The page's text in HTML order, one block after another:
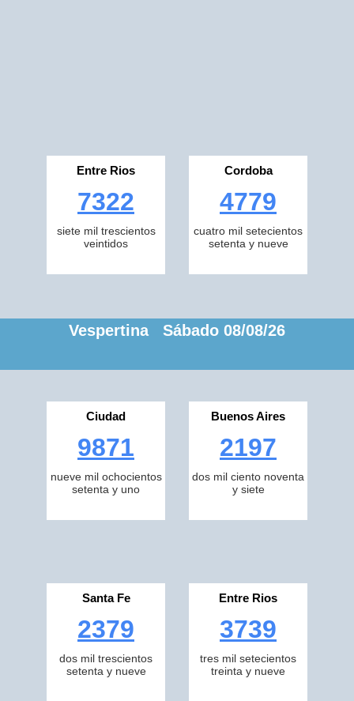
Entre Rios
7322
siete mil trescientos
veintidos
Cordoba
4779
cuatro mil setecientos
setenta y nueve
Vespertina Sábado 08/08/26
Ciudad
9871
nueve mil ochocientos
setenta y uno
Buenos Aires
2197
dos mil ciento noventa
y siete
Santa Fe
2379
dos mil trescientos
setenta y nueve
Entre Rios
3739
tres mil setecientos
treinta y nueve